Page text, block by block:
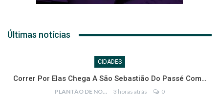
Últimas notícias
CIDADES
Correr Por Elas Chega A São Sebastião Do Passé Com…
PLANTÃO DE NOTÍCIAS 3 horas atrás 0